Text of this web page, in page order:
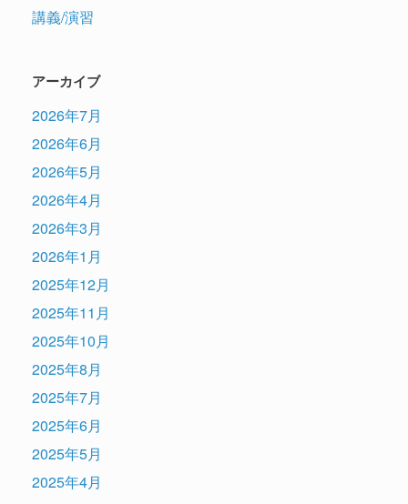
講義/演習
アーカイブ
2026年7月
2026年6月
2026年5月
2026年4月
2026年3月
2026年1月
2025年12月
2025年11月
2025年10月
2025年8月
2025年7月
2025年6月
2025年5月
2025年4月